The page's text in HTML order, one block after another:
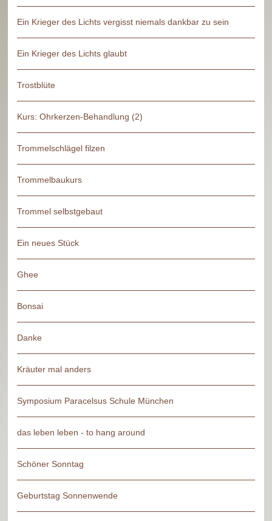
Ein Krieger des Lichts vergisst niemals dankbar zu sein
Ein Krieger des Lichts glaubt
Trostblüte
Kurs: Ohrkerzen-Behandlung (2)
Trommelschlägel filzen
Trommelbaukurs
Trommel selbstgebaut
Ein neues Stück
Ghee
Bonsai
Danke
Kräuter mal anders
Symposium Paracelsus Schule München
das leben leben - to hang around
Schöner Sonntag
Geburtstag Sonnenwende